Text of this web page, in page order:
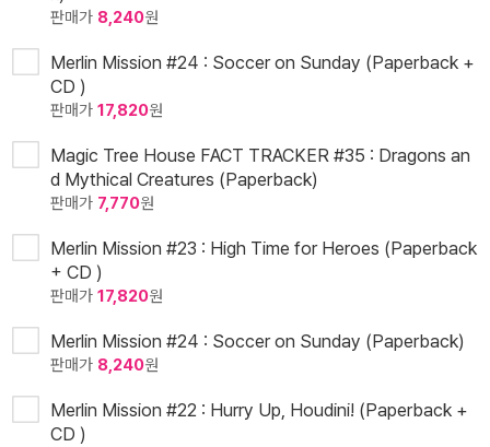
판매가 8,240원
Merlin Mission #24 : Soccer on Sunday (Paperback +
CD )
판매가 17,820원
Magic Tree House FACT TRACKER #35 : Dragons an
d Mythical Creatures (Paperback)
판매가 7,770원
Merlin Mission #23 : High Time for Heroes (Paperback
+ CD )
판매가 17,820원
Merlin Mission #24 : Soccer on Sunday (Paperback)
판매가 8,240원
Merlin Mission #22 : Hurry Up, Houdini! (Paperback +
CD )